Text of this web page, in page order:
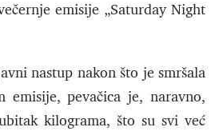
emisije „Saturday Night
nastup nakon što je smršala
emisije, pevačica je, naravno,
kilograma, što su svi već